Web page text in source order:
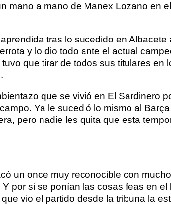
mano a mano de Manex Lozano en
tras lo sucedido en
y lo dio todo ante el actual
que tirar de todos sus titulares en
que se vivió en El Sardinero
Ya le sucedió lo mismo al
pero nadie les quita que esta
un once muy reconocible con
por si se ponían las cosas feas en
vio el partido desde la tribuna la